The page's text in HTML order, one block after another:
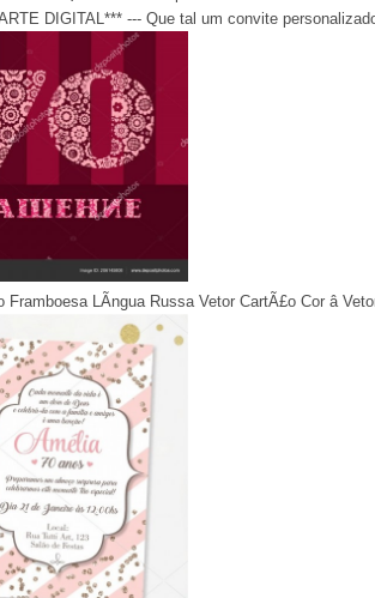
DIGITAL*** --- Que tal um convite
LÃ­ngua Russa Vetor CartÃ£o Cor â